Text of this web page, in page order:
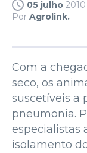
05 julho
Por Agrolink.
Com a
seco, os
suscetíveis a
pneumonia.
especialistas
isolamento